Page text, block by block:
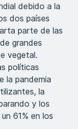
debido a la
dos países
parte de las
grandes
vegetal.
políticas
la pandemia
la
y los
61% en los